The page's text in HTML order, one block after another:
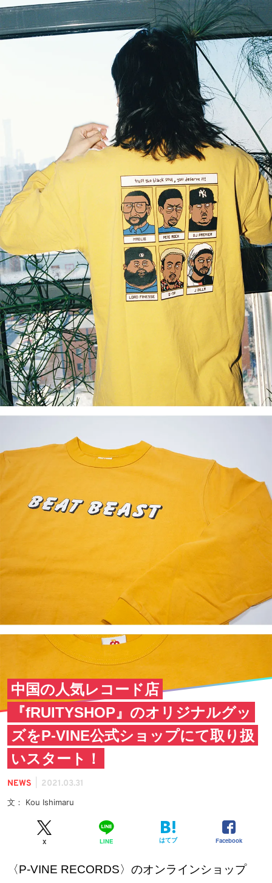
中国の人気レコード店
『fRUITYSHOP』のオリジナルグッ
ズをP-VINE公式ショップにて取り扱
いスタート！
NEWS 2021.03.31
文： Kou Ishimaru
X LINE はてブ Facebook
〈P-VINE RECORDS〉のオンラインショップ